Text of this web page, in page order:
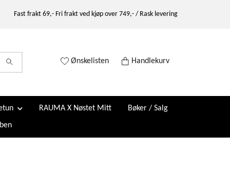
Fast frakt 69,- Fri frakt ved kjøp over 749,- / Rask levering
Ønskelisten Handlekurv
RAUMA X Nøstet Mitt Bøker / Salg